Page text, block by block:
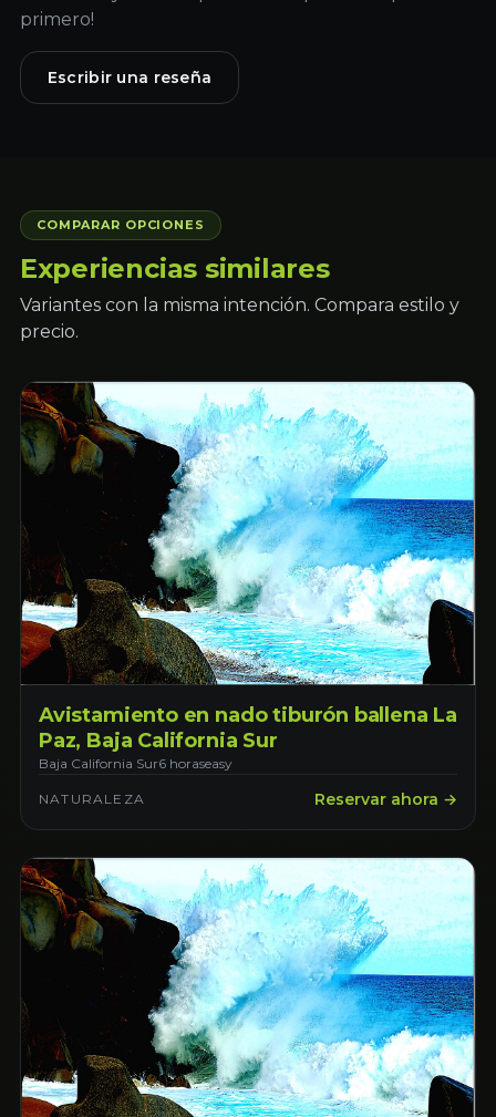
primero!
Escribir una reseña
COMPARAR OPCIONES
Experiencias similares
Variantes con la misma intención. Compara estilo y
precio.
Avistamiento en nado tiburón ballena La
Paz, Baja California Sur
Baja California Sur6 horaseasy
NATURALEZA Reservar ahora →